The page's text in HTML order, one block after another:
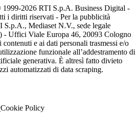
1999-2026 RTI S.p.A. Business Digital -
i diritti riservati - Per la pubblicità
Mediaset N.V., sede legale
- Uffici Viale Europa 46, 20093 Cologno
contenuti e ai dati personali trasmessi e/o
funzionale all’addestramento di
generativa. È altresì fatto divieto
automatizzati di data scraping.
Cookie Policy